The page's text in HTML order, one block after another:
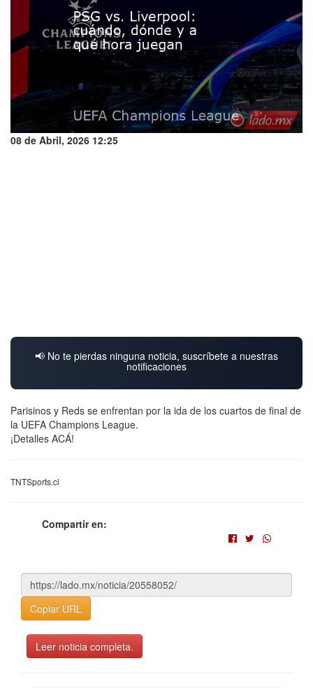
08 de Abril, 2026 12:25
📢 No te pierdas ninguna noticia, suscríbete a nuestras
notificaciones
Parisinos y Reds se enfrentan por la ida de los cuartos de final de
la UEFA Champions League.
¡Detalles ACÁ!
TNTSports.cl
Compartir en:
Copiar URL
Leer noticia completa.